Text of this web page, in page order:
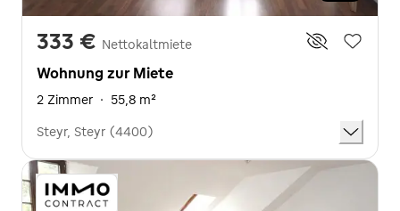
333 € Nettokaltmiete
Wohnung zur Miete
2 Zimmer · 55,8 m²
Steyr, Steyr (4400)